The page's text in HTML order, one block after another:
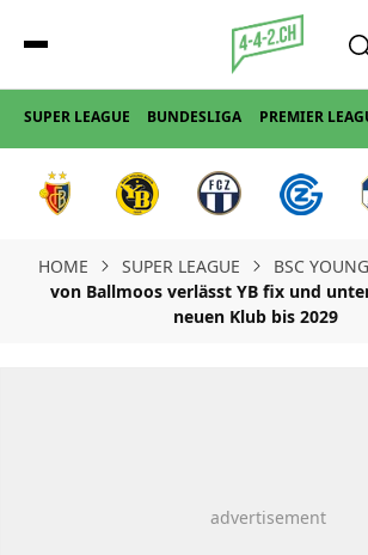
SUPER LEAGUE BUNDESLIGA PREMIER
HOME SUPER LEAGUE BSC
von Ballmoos verlässt YB fix und
neuen Klub bis 2029